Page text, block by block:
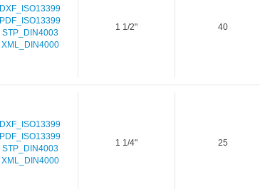
DXF_ISO13399
PDF_ISO13399
STP_DIN4003
XML_DIN4000
1 1/2" 40
DXF_ISO13399
PDF_ISO13399
STP_DIN4003
XML_DIN4000
1 1/4" 25